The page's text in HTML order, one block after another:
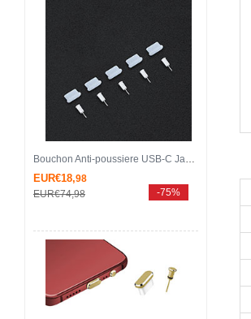
Bouchon Anti-poussiere USB-C Jack Type-C Universel 5PCS H02 pour Apple iPhone 15 Pro Max Blanc
EUR€18,98
EUR€74,98 -75%